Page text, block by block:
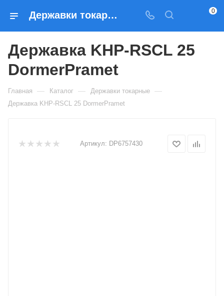
Державки токарные Державка KHP-RSCL 25 DormerPramet — купить по выгодным ценам в Москве 0
Державка KHP-RSCL 25
DormerPramet
Главная — Каталог — Державки токарные —
Державка KHP-RSCL 25 DormerPramet
Артикул: DP6757430